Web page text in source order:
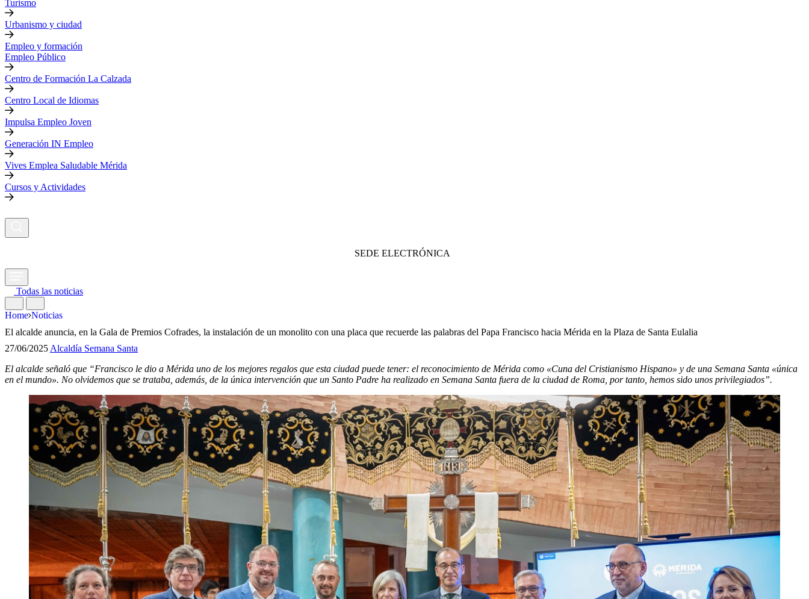
Turismo
Urbanismo y ciudad
Empleo y formación
Empleo Público
Centro de Formación La Calzada
Centro Local de Idiomas
Impulsa Empleo Joven
Generación IN Empleo
Vives Emplea Saludable Mérida
Cursos y Actividades
SEDE ELECTRÓNICA
Todas las noticias
Home Noticias
El alcalde anuncia, en la Gala de Premios Cofrades, la instalación de un monolito con una placa que recuerde las palabras del Papa Francisco hacia Mérida en la Plaza de Santa Eulalia
27/06/2025Alcaldía Semana Santa
El alcalde señaló que “Francisco le dio a Mérida uno de los mejores regalos que esta ciudad puede tener: el reconocimiento de Mérida como «Cuna del Cristianismo Hispano» y de una Semana Santa «única
en el mundo». No olvidemos que se trataba, además, de la única intervención que un Santo Padre ha realizado en Semana Santa fuera de la ciudad de Roma, por tanto, hemos sido unos privilegiados”.